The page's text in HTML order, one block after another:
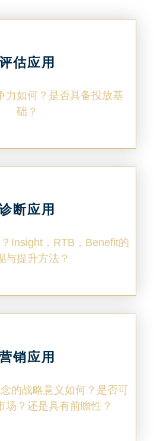
估应用
力如何？是否具备投放基
础？
断应用
Insight，RTB，Benefit的
与提升方法？
销应用
的战略意义如何？是否可
场？还是具有前瞻性？